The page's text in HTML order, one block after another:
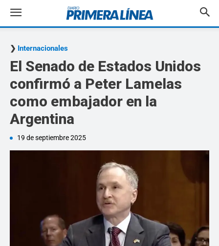
Internacionales
El Senado de Estados Unidos
confirmó a Peter Lamelas
como embajador en la
Argentina
19 de septiembre 2025